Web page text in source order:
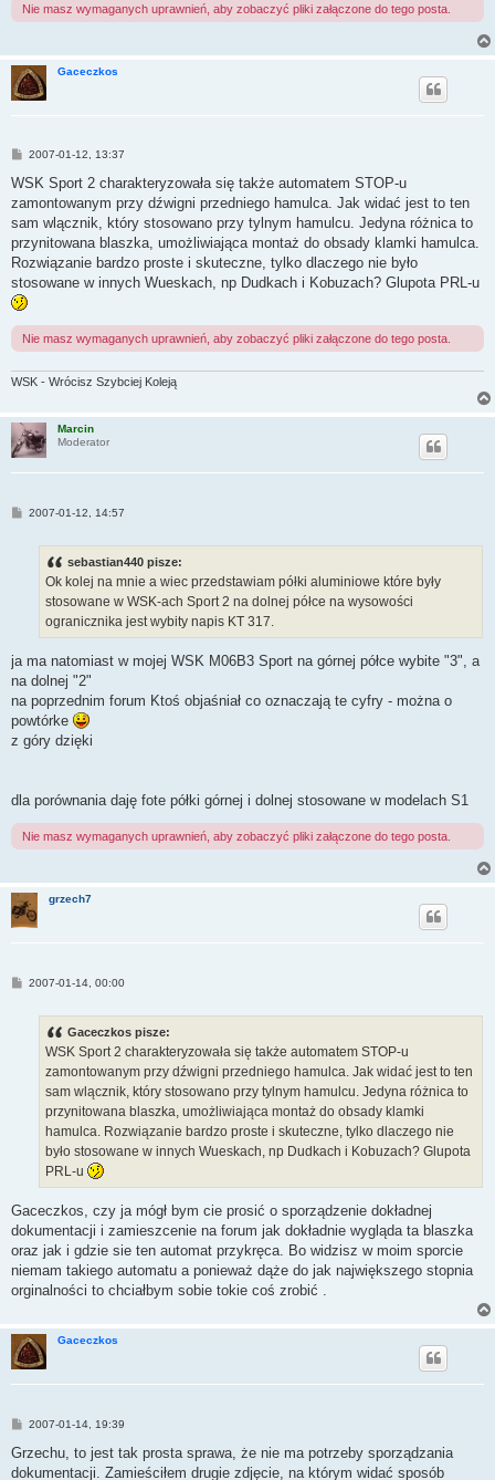
Nie masz wymaganych uprawnień, aby zobaczyć pliki załączone do tego posta.
Gaceczkos
P
s
2007-01-12, 13:37
WSK Sport 2 charakteryzowała się także automatem STOP-u
zamontowanym przy dźwigni przedniego hamulca. Jak widać jest to ten
sam wlącznik, który stosowano przy tylnym hamulcu. Jedyna różnica to
przynitowana blaszka, umożliwiająca montaż do obsady klamki hamulca.
Rozwiązanie bardzo proste i skuteczne, tylko dlaczego nie było
stosowane w innych Wueskach, np Dudkach i Kobuzach? Glupota PRL-u
Nie masz wymaganych uprawnień, aby zobaczyć pliki załączone do tego posta.
WSK - Wrócisz Szybciej Koleją
Marcin
Moderator
P2007-01-12, 14:57
sebastian440 pisze:
Ok kolej na mnie a wiec przedstawiam półki aluminiowe które były
stosowane w WSK-ach Sport 2 na dolnej półce na wysowości
ogranicznika jest wybity napis KT 317.
ja ma natomiast w mojej WSK M06B3 Sport na górnej półce wybite "3", a
na dolnej "2"
na poprzednim forum Ktoś objaśniał co oznaczają te cyfry - można o
powtórke
z góry dzięki
dla porównania daję fote półki górnej i dolnej stosowane w modelach S1
Nie masz wymaganych uprawnień, aby zobaczyć pliki załączone do tego posta.
grzech7
P2007-01-14, 00:00
Gaceczkos pisze:
WSK Sport 2 charakteryzowała się także automatem STOP-u
zamontowanym przy dźwigni przedniego hamulca. Jak widać jest to ten
sam wlącznik, który stosowano przy tylnym hamulcu. Jedyna różnica to
przynitowana blaszka, umożliwiająca montaż do obsady klamki
hamulca. Rozwiązanie bardzo proste i skuteczne, tylko dlaczego nie
było stosowane w innych Wueskach, np Dudkach i Kobuzach? Glupota
PRL-u
Gaceczkos, czy ja mógł bym cie prosić o sporządzenie dokładnej
dokumentacji i zamieszcenie na forum jak dokładnie wygląda ta blaszka
oraz jak i gdzie sie ten automat przykręca. Bo widzisz w moim sporcie
niemam takiego automatu a ponieważ dąże do jak największego stopnia
orginalności to chciałbym sobie tokie coś zrobić .
Gaceczkos
P
s
2007-01-14, 19:39
Grzechu, to jest tak prosta sprawa, że nie ma potrzeby sporządzania
dokumentacji. Zamieściłem drugie zdjęcie, na którym widać sposób